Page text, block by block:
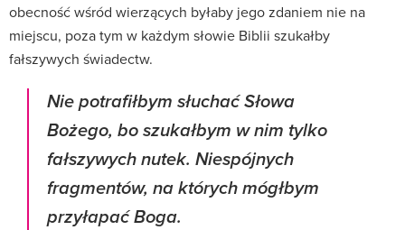
obecność wśród wierzących byłaby jego zdaniem nie na
miejscu, poza tym w każdym słowie Biblii szukałby
fałszywych świadectw.
Nie potrafiłbym słuchać Słowa
Bożego, bo szukałbym w nim tylko
fałszywych nutek. Niespójnych
fragmentów, na których mógłbym
przyłapać Boga.